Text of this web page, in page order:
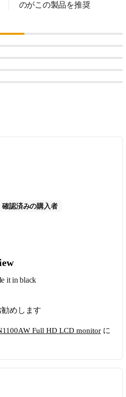
のがこの製品を推奨
確認済みの購入者
it in black
めします
Full HD LCD monitor に